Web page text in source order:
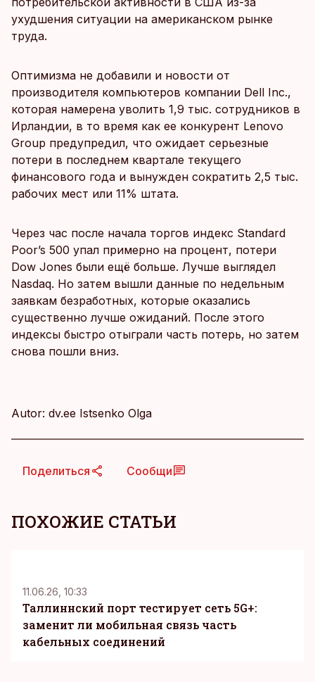
ухудшения ситуации на американском рынке
труда.
Оптимизма не добавили и новости от
производителя компьютеров компании Dell Inc.,
которая намерена уволить 1,9 тыс. сотрудников в
Ирландии, в то время как ее конкурент Lenovo
Group предупредил, что ожидает серьезные
потери в последнем квартале текущего
финансового года и вынужден сократить 2,5 тыс.
рабочих мест или 11% штата.
Через час после начала торгов индекс Standard
Poor’s 500 упал примерно на процент, потери
Dow Jones были ещё больше. Лучше выглядел
Nasdaq. Но затем вышли данные по недельным
заявкам безработных, которые оказались
существенно лучше ожиданий. После этого
индексы быстро отыграли часть потерь, но затем
снова пошли вниз.
Autor: dv.ee Istsenko Olga
Поделиться Сообщи
ПОХОЖИЕ СТАТЬИ
11.06.26, 10:33
Таллиннский порт тестирует сеть 5G+:
заменит ли мобильная связь часть
кабельных соединений